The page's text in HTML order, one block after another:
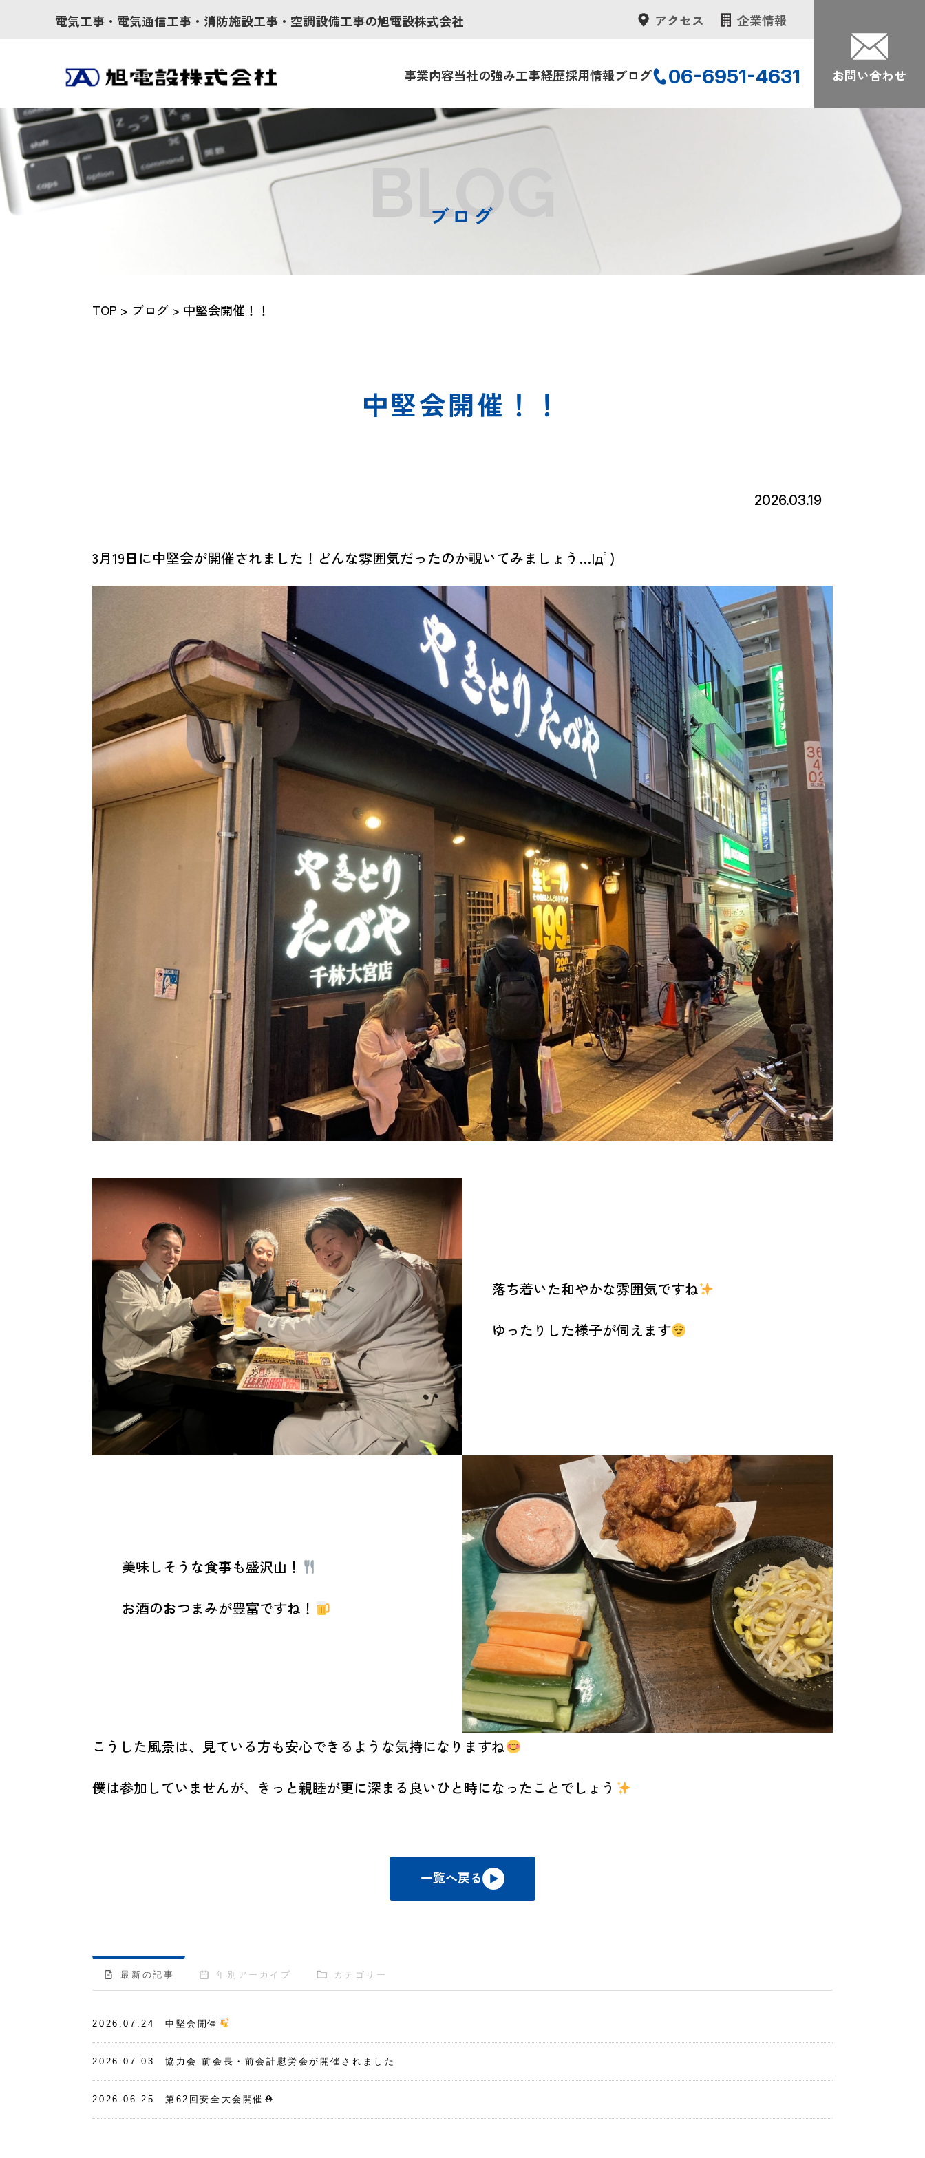
電気工事・電気通信工事・消防施設工事・空調設備工事の旭電設株式会社 アクセス 企業情報
事業内容当社の強み工事経歴採用情報ブログ 06-6951-4631 お問い合わせ
BLOG
ブログ
TOP > ブログ > 中堅会開催！！
中堅会開催！！
2026.03.19
3月19日に中堅会が開催されました！どんな雰囲気だったのか覗いてみましょう…|дﾟ)
落ち着いた和やかな雰囲気ですね
ゆったりした様子が伺えます
美味しそうな食事も盛沢山！
お酒のおつまみが豊富ですね！
こうした風景は、見ている方も安心できるような気持になりますね
僕は参加していませんが、きっと親睦が更に深まる良いひと時になったことでしょう
一覧へ戻る
最新の記事 年別アーカイブ カテゴリー
2026.07.24中堅会開催
2026.07.03協力会 前会長・前会計慰労会が開催されました
2026.06.25第62回安全大会開催⛑